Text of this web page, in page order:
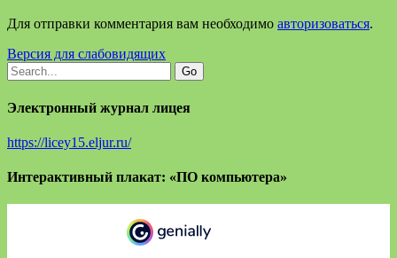
Для отправки комментария вам необходимо авторизоваться.
Версия для слабовидящих
Электронный журнал лицея
https://licey15.eljur.ru/
Интерактивный плакат: «ПО компьютера»